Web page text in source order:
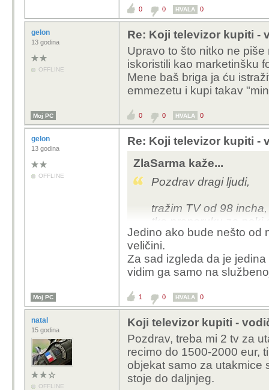
ako računamo da od
na soundbar onda je
Soundbar računam
Eventualno Hisense
bolje i svjetlije ju
pa me nebi čudilo da
U svakom slučaju u
razlika između bilo
pa može svih 690e za
0 0 HVALA 0
gelon
13 godina
OFFLINE
Re: Koji televizor kupiti -
Upravo to što nitko ne
iskoristili kao marketinšku
Mene baš briga ja ću
emmezetu i kupi takav
Moj PC 0 0 HVALA 0
gelon
13 godina
OFFLINE
Re: Koji televizor kupiti -
ZlaSarma kaže...
Pozdrav dragi ljudi,
tražim TV od 98
tko preporuku za neki
rangu?
Jedino ako bude nešto od
veličini.
Za sad izgleda da je
vidim ga samo na
Moj PC 1 0 HVALA 0
natal
15 godina
OFFLINE
Koji televizor kupiti -
Pozdrav, treba mi 2 tv za
recimo do 1500-2000 eur,
objekat samo za utakmice
stoje do daljnjeg.